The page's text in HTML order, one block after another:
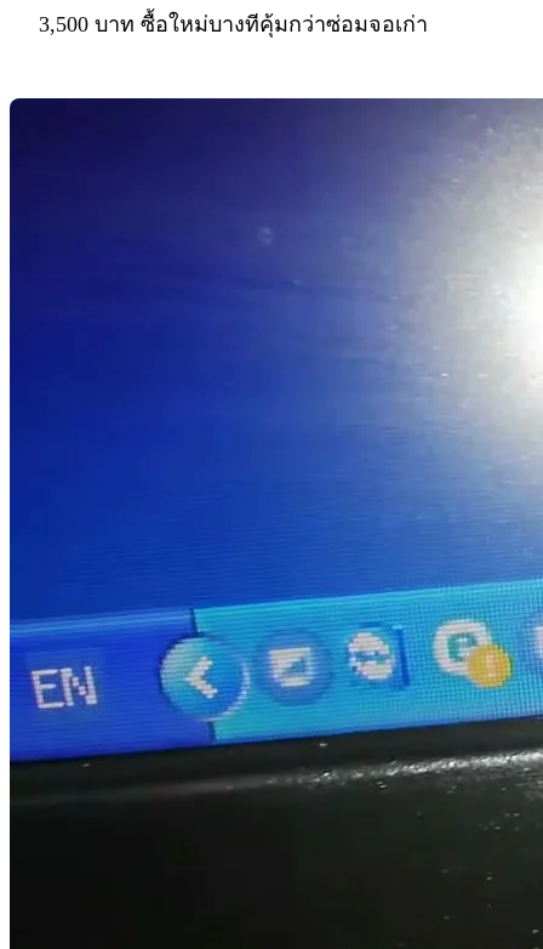
3,500 บาท ซื้อใหม่บางทีคุ้มกว่าซ่อมจอเก่า